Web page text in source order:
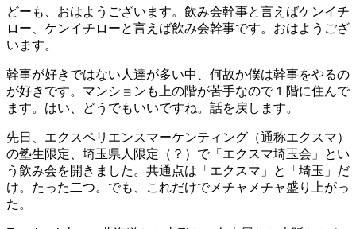
どーも、おはようございます。飲み会幹事と言えばケンイチ
ロー、ケンイチローと言えば飲み会幹事です。おはようござ
います。
幹事が好きではない人達が多い中、何故か僕は幹事をやるの
が好きです。マンションも上の階が苦手なので１階に住んで
ます。はい、どうでもいいですね。話を戻します。
先日、エクスペリエンスマーケンティング（通称エクスマ）
の塾生限定、埼玉県人限定（？）で「エクスマ埼玉会」とい
う飲み会を開きました。共通点は「エクスマ」と「埼玉」だ
け。たった二つ。でも、これだけでメチャメチャ盛り上がっ
た。